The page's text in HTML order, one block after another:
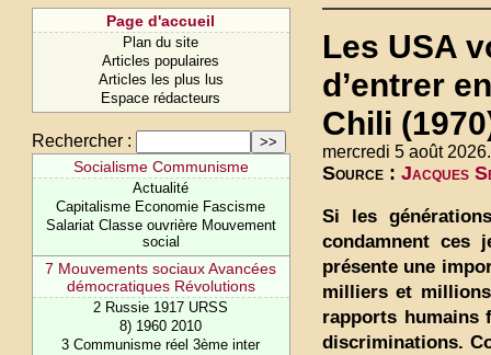
Page d'accueil
Plan du site
Articles populaires
Articles les plus lus
Espace rédacteurs
Rechercher :
Socialisme Communisme
Actualité
Capitalisme Economie Fascisme
Salariat Classe ouvrière Mouvement
social
7 Mouvements sociaux Avancées
démocratiques Révolutions
2 Russie 1917 URSS
8) 1960 2010
3 Communisme réel 3ème inter
Les USA
d’entrer
Chili
mercredi 5 août 2026.
Source : Jacques
Si les
condamnent ces
présente une
milliers et millions
rapports humains
discriminations.